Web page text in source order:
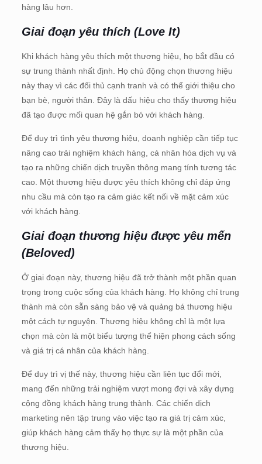
hàng lâu hơn.
Giai đoạn yêu thích (Love It)
Khi khách hàng yêu thích một thương hiệu, họ bắt đầu có
sự trung thành nhất định. Họ chủ động chọn thương hiệu
này thay vì các đối thủ cạnh tranh và có thể giới thiệu cho
bạn bè, người thân. Đây là dấu hiệu cho thấy thương hiệu
đã tạo được mối quan hệ gắn bó với khách hàng.
Để duy trì tình yêu thương hiệu, doanh nghiệp cần tiếp tục
nâng cao trải nghiệm khách hàng, cá nhân hóa dịch vụ và
tạo ra những chiến dịch truyền thông mang tính tương tác
cao. Một thương hiệu được yêu thích không chỉ đáp ứng
nhu cầu mà còn tạo ra cảm giác kết nối về mặt cảm xúc
với khách hàng.
Giai đoạn thương hiệu được yêu mến
(Beloved)
Ở giai đoạn này, thương hiệu đã trở thành một phần quan
trọng trong cuộc sống của khách hàng. Họ không chỉ trung
thành mà còn sẵn sàng bảo vệ và quảng bá thương hiệu
một cách tự nguyện. Thương hiệu không chỉ là một lựa
chọn mà còn là một biểu tượng thể hiện phong cách sống
và giá trị cá nhân của khách hàng.
Để duy trì vị thế này, thương hiệu cần liên tục đổi mới,
mang đến những trải nghiệm vượt mong đợi và xây dựng
cộng đồng khách hàng trung thành. Các chiến dịch
marketing nên tập trung vào việc tạo ra giá trị cảm xúc,
giúp khách hàng cảm thấy họ thực sự là một phần của
thương hiệu.